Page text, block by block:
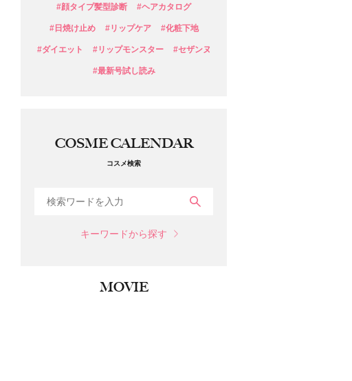
#顔タイプ髪型診断 #ヘアカタログ
#日焼け止め #リップケア #化粧下地
#ダイエット #リップモンスター #セザンヌ
#最新号試し読み
COSME CALENDAR
コスメ検索
キーワードから探す
MOVIE